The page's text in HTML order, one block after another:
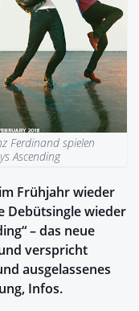
Ferdinand spielen
Ascending
Frühjahr wieder
Debütsingle wieder
– das neue
verspricht
ausgelassenes
Infos.